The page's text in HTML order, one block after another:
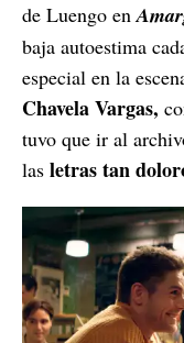
de Luengo en
baja autoestima
especial en la
Chavela Vargas,
tuvo que ir al
las letras tan